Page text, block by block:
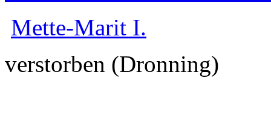
Mette-Marit I.
verstorben (Dronning)